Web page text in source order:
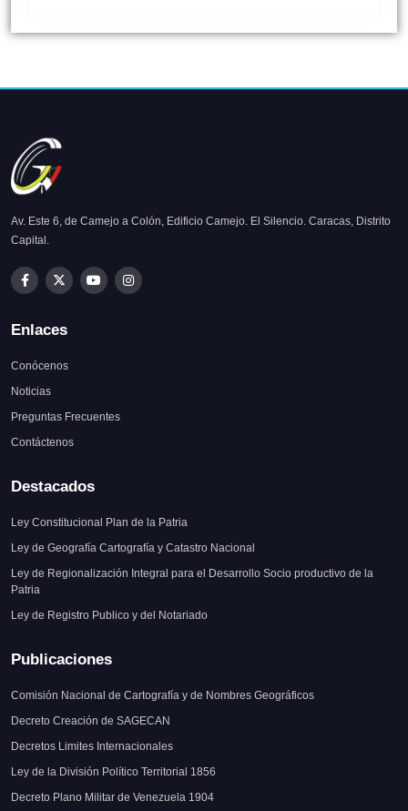
Av. Este 6, de Camejo a Colón, Edificio Camejo. El Silencio. Caracas, Distrito
Capital.
Enlaces
Conócenos
Noticias
Preguntas Frecuentes
Contáctenos
Destacados
Ley Constitucional Plan de la Patria
Ley de Geografía Cartografía y Catastro Nacional
Ley de Regionalización Integral para el Desarrollo Socio productivo de la
Patria
Ley de Registro Publico y del Notariado
Publicaciones
Comisión Nacional de Cartografía y de Nombres Geográficos
Decreto Creación de SAGECAN
Decretos Limites Internacionales
Ley de la División Político Territorial 1856
Decreto Plano Militar de Venezuela 1904